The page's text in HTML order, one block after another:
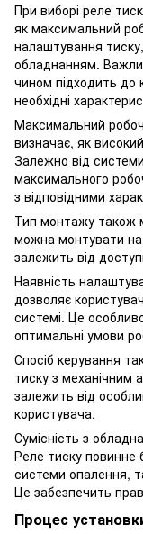
При виборі реле
як максимальний
налаштування
обладнанням.
чином підходить до
необхідні
Максимальний
визначає, як
Залежно від
максимального
з відповідними
Тип монтажу також
можна монтувати на
залежить від
Наявність
дозволяє
системі. Це
оптимальні умови
Спосіб керування
тиску з механічним
залежить від
користувача.
Сумісність з
Реле тиску повинне
системи опалення,
Це забезпечить
Процес